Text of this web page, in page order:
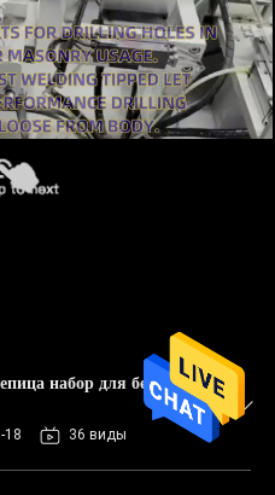
набор для бетонного
18 36 виды